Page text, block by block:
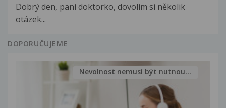
Dobrý den, paní doktorko, dovolím si několik
otázek...
DOPORUČUJEME
Nevolnost nemusí být nutnou...